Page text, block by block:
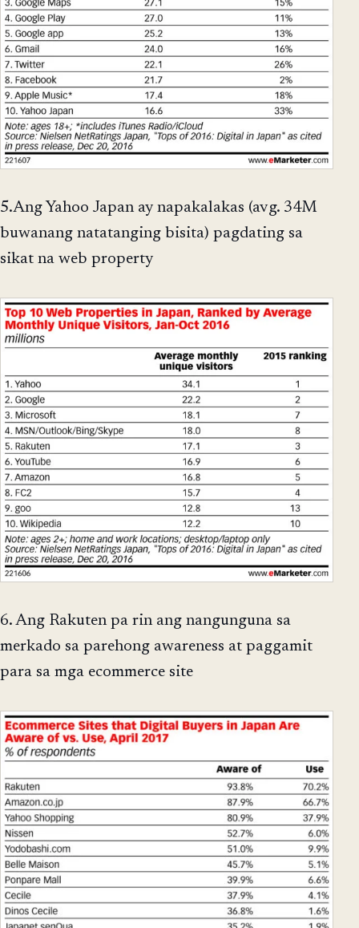
5.Ang Yahoo Japan ay napakalakas (avg. 34M
buwanang natatanging bisita) pagdating sa
sikat na web property
6. Ang Rakuten pa rin ang nangunguna sa
merkado sa parehong awareness at paggamit
para sa mga ecommerce site